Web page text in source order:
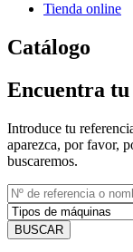
Tienda online
Catálogo
Encuentra tu
Introduce tu
aparezca, por favor,
buscaremos.